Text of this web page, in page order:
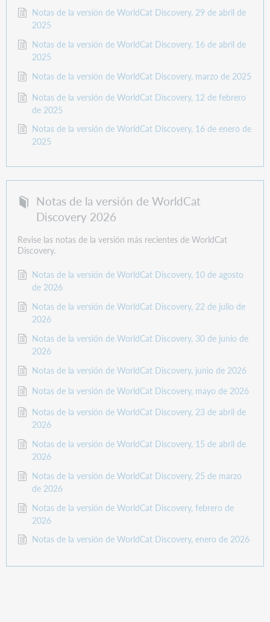
Notas de la versión de WorldCat Discovery, 29 de abril de
2025
Notas de la versión de WorldCat Discovery, 16 de abril de
2025
Notas de la versión de WorldCat Discovery, marzo de 2025
Notas de la versión de WorldCat Discovery, 12 de febrero
de 2025
Notas de la versión de WorldCat Discovery, 16 de enero de
2025
Notas de la versión de WorldCat
Discovery 2026
Revise las notas de la versión más recientes de WorldCat
Discovery.
Notas de la versión de WorldCat Discovery, 10 de agosto
de 2026
Notas de la versión de WorldCat Discovery, 22 de julio de
2026
Notas de la versión de WorldCat Discovery, 30 de junio de
2026
Notas de la versión de WorldCat Discovery, junio de 2026
Notas de la versión de WorldCat Discovery, mayo de 2026
Notas de la versión de WorldCat Discovery, 23 de abril de
2026
Notas de la versión de WorldCat Discovery, 15 de abril de
2026
Notas de la versión de WorldCat Discovery, 25 de marzo
de 2026
Notas de la versión de WorldCat Discovery, febrero de
2026
Notas de la versión de WorldCat Discovery, enero de 2026